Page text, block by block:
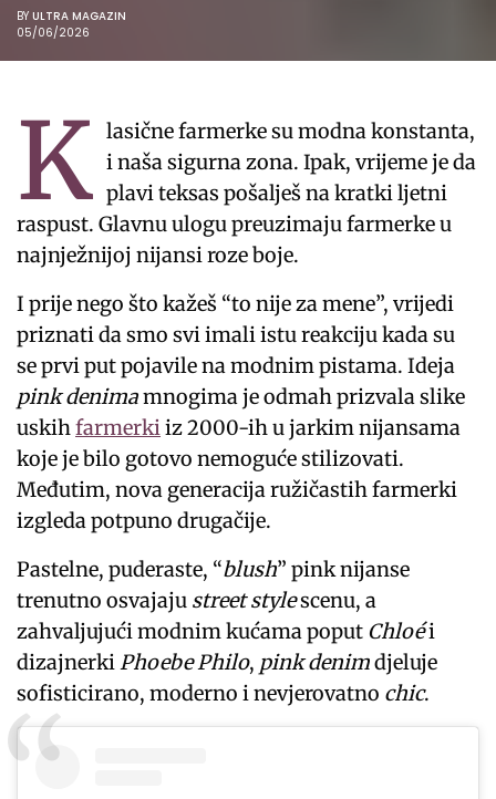
BY ULTRA MAGAZIN
05/06/2026
K lasične farmerke su modna konstanta,
i naša sigurna zona. Ipak, vrijeme je da
plavi teksas pošalješ na kratki ljetni
raspust. Glavnu ulogu preuzimaju farmerke u
najnježnijoj nijansi roze boje.
I prije nego što kažeš “to nije za mene”, vrijedi
priznati da smo svi imali istu reakciju kada su
se prvi put pojavile na modnim pistama. Ideja
pink denimamnogima je odmah prizvala slike
uskihfarmerkiiz 2000-ih u jarkim nijansama
koje je bilo gotovo nemoguće stilizovati.
Međutim, nova generacija ružičastih farmerki
izgleda potpuno drugačije.
Pastelne, puderaste, “blush” pink nijanse
trenutno osvajaju street stylescenu, a
zahvaljujući modnim kućama poput Chloéi
dizajnerkiPhoebe Philo, pink denimdjeluje
sofisticirano, moderno i nevjerovatno chic.